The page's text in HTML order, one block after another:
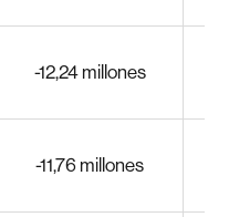
-12,24 millones
-11,76 millones